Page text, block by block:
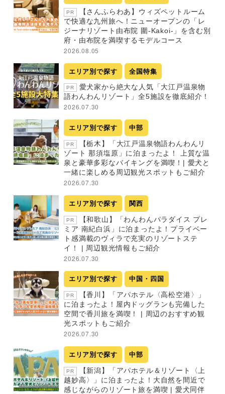
PR
【さんふらわあ】ウィズペットルーム
で快適な九州旅へ！ニューオープンの「レ
ジーナリゾート由布院 圍-Kakoi-」を含む別
府・由布院を満喫するモデルコース
2026.08.05
エリア別で探す 全国特集
PR
愛犬家から絶大な人気「大江戸温泉物
語わんわんリゾート」全5施設を徹底紹介！
2026.07.30
エリア別で探す 中部
PR
【栃木】「大江戸温泉物語わんわんリ
ゾート 那須塩原」に泊まったよ！ 上質な温
泉と豪華多彩なバイキングを満喫！| 愛犬と
一緒に楽しめる周辺観光スポットもご紹介
2026.07.30
エリア別で探す 関西
PR
【和歌山】「わんわんパラダイス プレ
ミア 南紀白浜」に泊まったよ！プライベー
ト感満載のヴィラで充実のリゾートステ
イ！ | 周辺観光情報もご紹介
2026.07.30
エリア別で探す 中国・四国
PR
【香川】「アパホテル〈高松空港〉」
に泊まったよ！屋内ドッグランも完備した
空間で香川旅を満喫！ | 周辺のおすすめ観
光スポットもご紹介
2026.07.30
エリア別で探す 中部
PR
【新潟】「アパホテル＆リゾート〈上
越妙高〉」に泊まったよ！大自然を間近で
感じながらのリゾート旅を満喫 | 愛犬同伴